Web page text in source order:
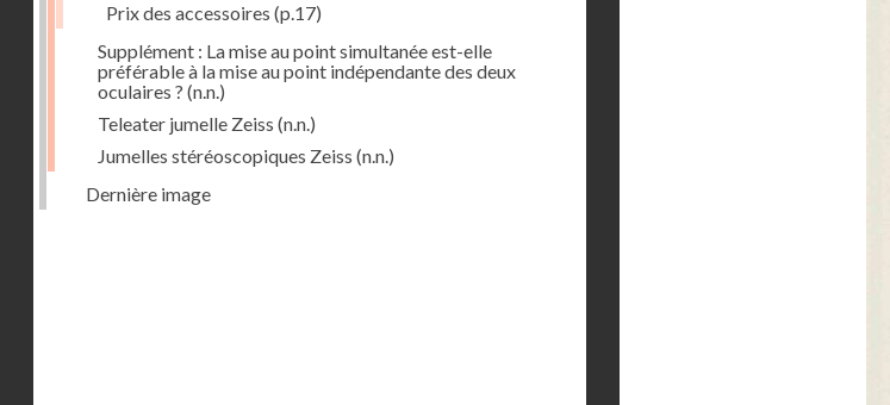
Prix des accessoires (p.17)
Supplément : La mise au point simultanée est-elle
préférable à la mise au point indépendante des deux
oculaires ? (n.n.)
Teleater jumelle Zeiss (n.n.)
Jumelles stéréoscopiques Zeiss (n.n.)
Dernière image